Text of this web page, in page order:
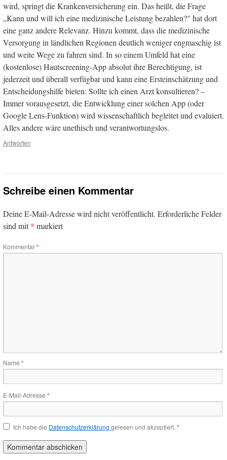
wird, springt die Krankenversicherung ein. Das heißt, die Frage
„Kann und will ich eine medizinische Leistung bezahlen?" hat dort
eine ganz andere Relevanz. Hinzu kommt, dass die medizinische
Versorgung in ländlichen Regionen deutlich weniger engmaschig ist
und weite Wege zu fahren sind. In so einem Umfeld hat eine
(kostenlose) Hautscreening-App absolut ihre Berechtigung, ist
jederzeit und überall verfügbar und kann eine Ersteinschätzung und
Entscheidungshilfe bieten: Sollte ich einen Arzt konsultieren? –
Immer vorausgesetzt, die Entwicklung einer solchen App (oder
Google Lens-Funktion) wird wissenschaftlich begleitet und evaluiert.
Alles andere wäre unethisch und verantwortungslos.
Antworten
Schreibe einen Kommentar
Deine E-Mail-Adresse wird nicht veröffentlicht. Erforderliche Felder
sind mit* markiert
Kommentar*
Name *
E-Mail-Adresse *
Ich habe die Datenschutzerklärung gelesen und akzeptiert. *